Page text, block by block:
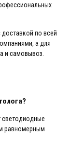
по всей
а для
и самовывоз.
равномерным